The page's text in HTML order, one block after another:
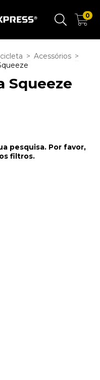
0
> Acessórios >
Squeeze
pesquisa. Por favor,
filtros.